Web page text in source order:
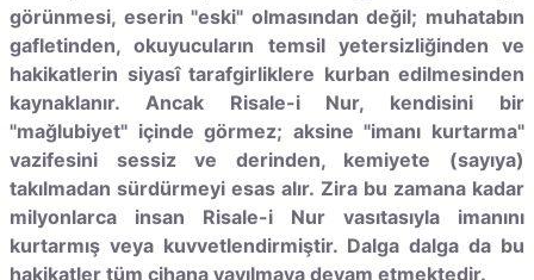
görünmesi, eserin "eski" olmasından değil; muhatabın
gafletinden, okuyucuların temsil yetersizliğinden ve
hakikatlerin siyasî tarafgirliklere kurban edilmesinden
kaynaklanır. Ancak Risale-i Nur, kendisini bir
"mağlubiyet" içinde görmez; aksine "imanı kurtarma"
vazifesini sessiz ve derinden, kemiyete (sayıya)
takılmadan sürdürmeyi esas alır. Zira bu zamana kadar
milyonlarca insan Risale-i Nur vasıtasıyla imanını
kurtarmış veya kuvvetlendirmiştir. Dalga dalga da bu
hakikatler tüm cihana yayılmaya devam etmektedir.